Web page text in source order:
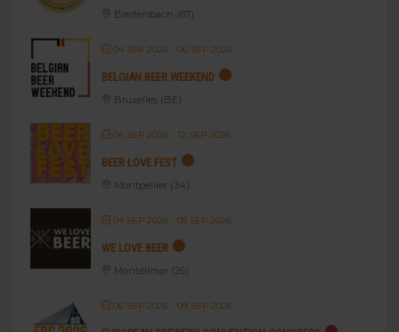
Breitenbach (67)
04 SEP 2026- 06 SEP 2026
BELGIAN BEER WEEKEND
Bruxelles (BE)
04 SEP 2026- 12 SEP 2026
BEER LOVE FEST
Montpellier (34)
04 SEP 2026- 05 SEP 2026
WE LOVE BEER
Montélimar (26)
06 SEP 2026- 09 SEP 2026